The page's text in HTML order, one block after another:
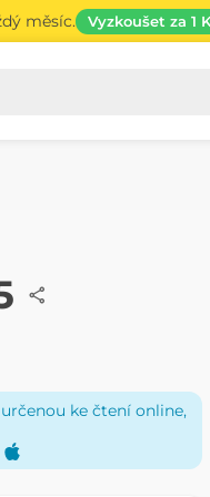
měsíc. Vyzkoušet za 1
určenou ke čtení online,